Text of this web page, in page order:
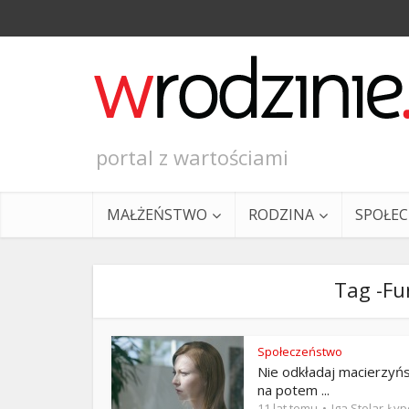
portal z wartościami
MAŁŻEŃSTWO RODZINA
Tag -
Społeczeństwo
Nie odkładaj
na potem ...